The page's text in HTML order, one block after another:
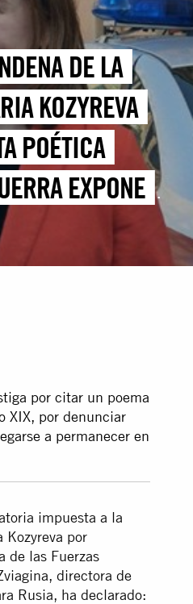
DE LA
KOZYREVA
POÉTICA
EXPONE
CONTINUA
por citar un poema
XIX, por denunciar
a permanecer en
impuesta a la
por
de las Fuerzas
directora de
Rusia, ha declarado: